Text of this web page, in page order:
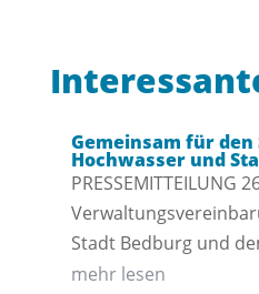
Gemeinsam für den
Hochwasser und
PRESSEMITTEILUNG
Stadt Bedburg und
mehr lesen